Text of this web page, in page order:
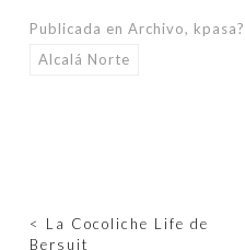
INCRUSTAR
Publicada en Archivo, kpasa?
Alcalá Norte
Navegación
<
La Cocoliche Life de
Bersuit